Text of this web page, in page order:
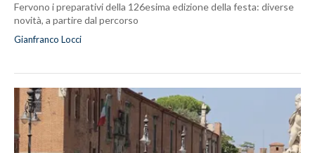
Fervono i preparativi della 126esima edizione della festa: diverse
novità, a partire dal percorso
Gianfranco Locci